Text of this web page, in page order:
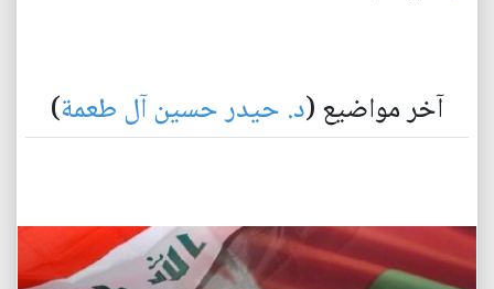
آخر مواضيع (د. حيدر حسين آل طعمة)